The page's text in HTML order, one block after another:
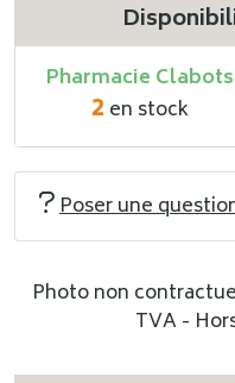
Pharmacie Clabots
2 en stock
Poser une
Photo non
TVA -